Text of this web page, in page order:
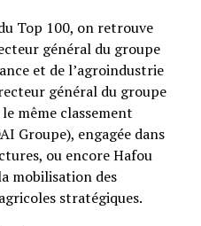
Top 100, on retrouve
général du groupe
et de l’agroindustrie
général du groupe
le même classement
Groupe), engagée dans
ou encore Hafou
mobilisation des
stratégiques.